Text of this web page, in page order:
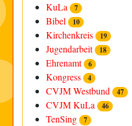
KuLa 7
Bibel 10
Kirchenkreis 19
Jugendarbeit 18
Ehrenamt 6
Kongress 4
CVJM Westbund 47
CVJM KuLa 46
TenSing 7